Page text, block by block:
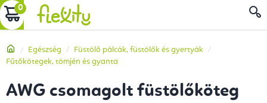
Ugrás
a
tartalomhoz
KOSÁR
Kezdőlap
Egészség
Füstölő pálcák, füstölők és gyertyák
Fűtőkötegek, tömjén és gyanta
AWG csomagolt füstölőköteg